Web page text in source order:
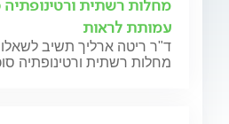
מחלות רשתית ורטינופתיה
עמותת לראות
ד"ר ריטה ארליך תשיב
מחלות רשתית ורטינופתיה